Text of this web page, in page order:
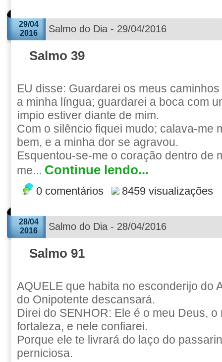
29/04
2016
Salmo do Dia - 29/04/2016
Salmo 39
EU disse: Guardarei os meus
a minha língua; guardarei a boca com
ímpio estiver diante de mim.
Com o silêncio fiquei mudo; calava-me
bem, e a minha dor se agravou.
Esquentou-se-me o coração dentro de
me... Continue lendo...
0 comentários 8459 visualizações
28/04
2016
Salmo do Dia - 28/04/2016
Salmo 91
AQUELE que habita no esconderijo do
do Onipotente descansará.
Direi do SENHOR: Ele é o meu Deus,
fortaleza, e nele confiarei.
Porque ele te livrará do laço do
perniciosa.